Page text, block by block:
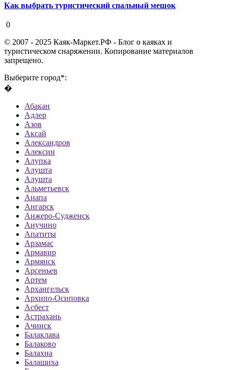
Как выбрать туристический спальный мешок
0
© 2007 - 2025 Каяк-Маркет.РФ - Блог о каяках и
туристическом снаряжении. Копирование материалов
запрещено.
Выберите город*:
�
Абакан
Адлер
Азов
Аксай
Александров
Алексин
Алупка
Алушта
Алушта
Альметьевск
Анапа
Ангарск
Анжеро-Судженск
Анучино
Апатиты
Арзамас
Армавир
Армянск
Арсеньев
Артем
Архангельск
Архипо-Осиповка
Асбест
Астрахань
Ачинск
Балаклава
Балаково
Балахна
Балашиха